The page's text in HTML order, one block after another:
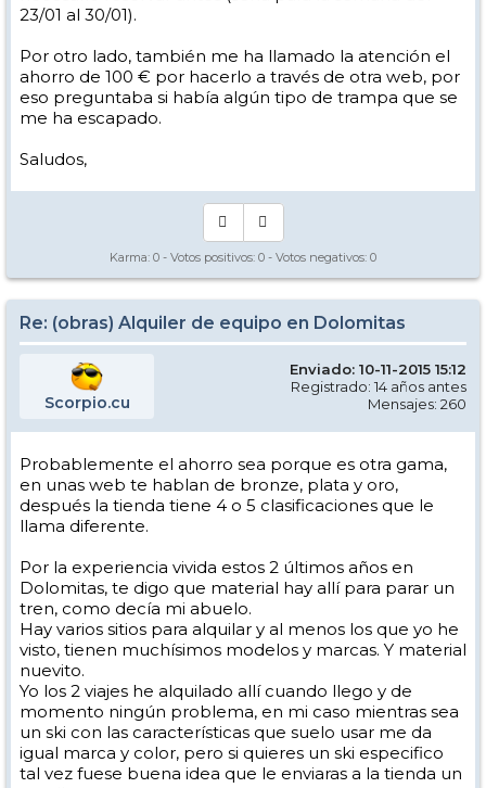
23/01 al 30/01).
Por otro lado, también me ha llamado la atención el
ahorro de 100 € por hacerlo a través de otra web, por
eso preguntaba si había algún tipo de trampa que se
me ha escapado.
Saludos,
Karma: 0 - Votos positivos: 0 - Votos negativos: 0
Re: (obras) Alquiler de equipo en Dolomitas
Scorpio.cu
Enviado: 10-11-2015 15:12
Registrado: 14 años antes
Mensajes: 260
Probablemente el ahorro sea porque es otra gama,
en unas web te hablan de bronze, plata y oro,
después la tienda tiene 4 o 5 clasificaciones que le
llama diferente.
Por la experiencia vivida estos 2 últimos años en
Dolomitas, te digo que material hay allí para parar un
tren, como decía mi abuelo.
Hay varios sitios para alquilar y al menos los que yo he
visto, tienen muchísimos modelos y marcas. Y material
nuevito.
Yo los 2 viajes he alquilado allí cuando llego y de
momento ningún problema, en mi caso mientras sea
un ski con las características que suelo usar me da
igual marca y color, pero si quieres un ski especifico
tal vez fuese buena idea que le enviaras a la tienda un